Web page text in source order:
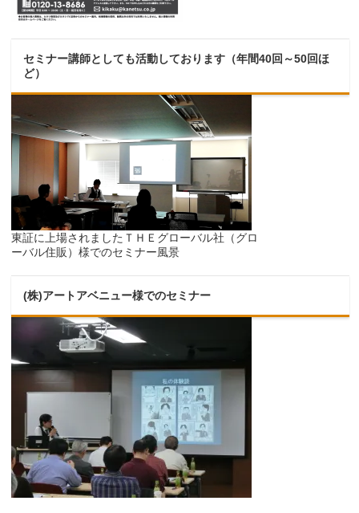
セミナー講師としても活動しております（年間40回～50回ほ
ど）
東証に上場されましたＴＨＥグローバル社（グロ
ーバル住販）様でのセミナー風景
(株)アートアベニュー様でのセミナー